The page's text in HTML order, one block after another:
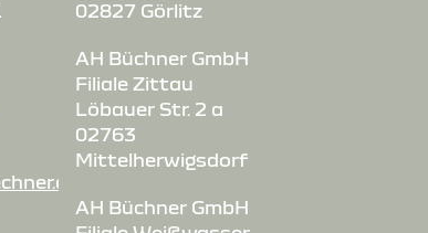
02827 Görlitz
AH Büchner GmbH
Filiale Zittau
Löbauer Str. 2 a
02763
Mittelherwigsdorf
AH Büchner GmbH